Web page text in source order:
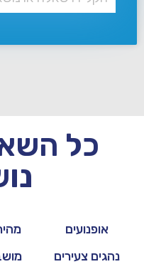
כל
אופנועים
נהגים צעירים